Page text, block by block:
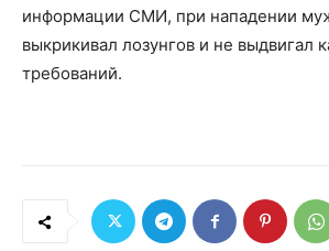
информации СМИ, при нападении
выкрикивал лозунгов и не выдвигал
требований.